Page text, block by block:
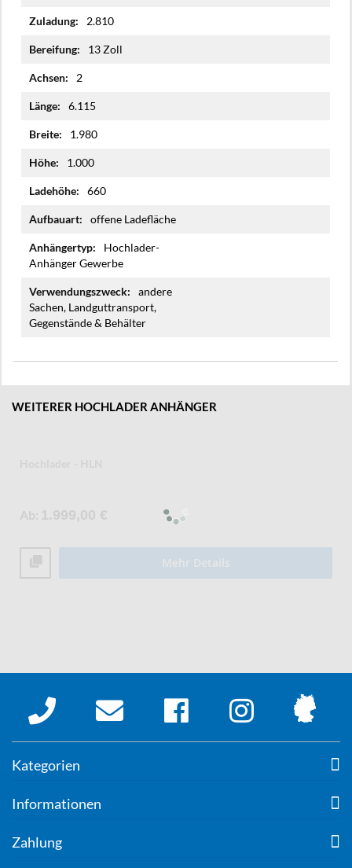
2.810
13 Zoll
2
6.115
1.980
1.000
660
offene Ladefläche
Hochlader-
Anhänger Gewerbe
andere
Sachen, Landguttransport,
Gegenstände & Behälter
WEITERER HOCHLADER ANHÄNGER
Mehr Details
Kategorien
Informationen
Zahlung